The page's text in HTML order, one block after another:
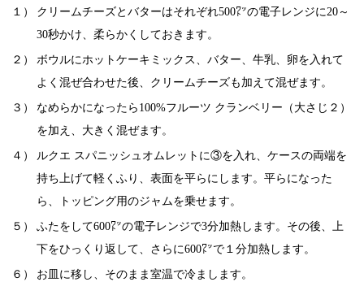
１）
クリームチーズとバターはそれぞれ500㍗の電子レンジに20～
30秒かけ、柔らかくしておきます。
２）
ボウルにホットケーキミックス、バター、牛乳、卵を入れて
よく混ぜ合わせた後、クリームチーズも加えて混ぜます。
３）
なめらかになったら100%フルーツ クランベリー（大さじ２）
を加え、大きく混ぜます。
４）
ルクエ スパニッシュオムレットに③を入れ、ケースの両端を
持ち上げて軽くふり、表面を平らにします。平らになった
ら、トッピング用のジャムを乗せます。
５）
ふたをして600㍗の電子レンジで3分加熱します。その後、上
下をひっくり返して、さらに600㍗で１分加熱します。
６） お皿に移し、そのまま室温で冷まします。